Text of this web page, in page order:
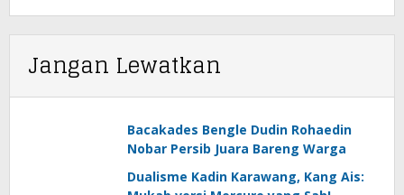
Jangan Lewatkan
Bacakades Bengle Dudin Rohaedin
Nobar Persib Juara Bareng Warga
Dualisme Kadin Karawang, Kang Ais: